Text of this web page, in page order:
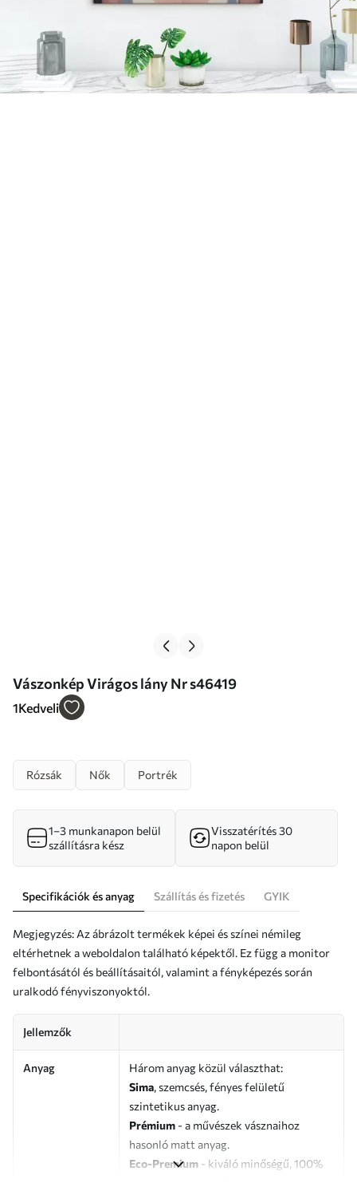
Vászonkép Virágos lány Nr s46419
1Kedveli
Rózsák Nők Portrék
1–3 munkanapon belül
szállításra kész
Visszatérítés 30
napon belül
Specifikációk és anyag Szállítás és fizetés GYIK
Megjegyzés: Az ábrázolt termékek képei és színei némileg
eltérhetnek a weboldalon található képektől. Ez függ a monitor
felbontásától és beállításaitól, valamint a fényképezés során
uralkodó fényviszonyoktól.
Jellemzők
Anyag
Három anyag közül választhat:
Sima, szemcsés, fényes felületű
szintetikus anyag.
Prémium - a művészek vásznaihoz
hasonló matt anyag.
Eco-Premium - kiváló minőségű, 100%